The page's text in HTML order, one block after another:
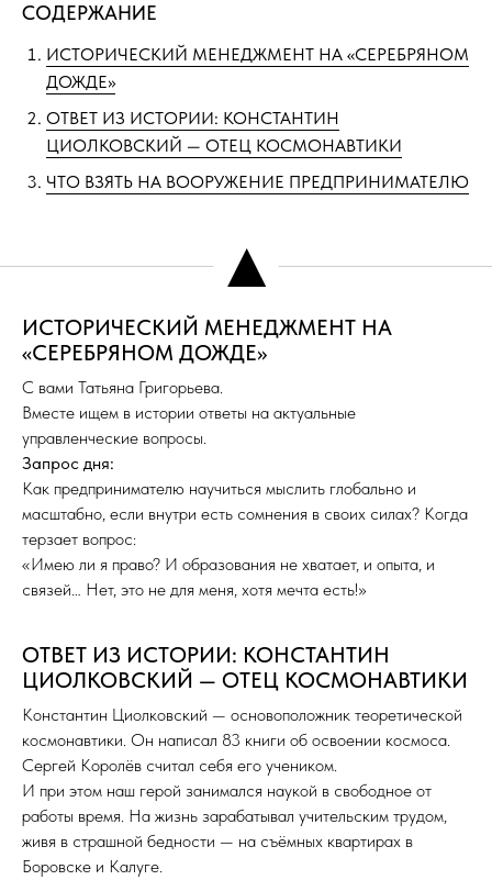
СОДЕРЖАНИЕ
ИСТОРИЧЕСКИЙ МЕНЕДЖМЕНТ НА «СЕРЕБРЯНОМ
ДОЖДЕ»
ОТВЕТ ИЗ ИСТОРИИ: КОНСТАНТИН
ЦИОЛКОВСКИЙ — ОТЕЦ КОСМОНАВТИКИ
ЧТО ВЗЯТЬ НА ВООРУЖЕНИЕ ПРЕДПРИНИМАТЕЛЮ
▲
ИСТОРИЧЕСКИЙ МЕНЕДЖМЕНТ НА
«СЕРЕБРЯНОМ ДОЖДЕ»
С вами Татьяна Григорьева.
Вместе ищем в истории ответы на актуальные
управленческие вопросы.
Запрос дня:
Как предпринимателю научиться мыслить глобально и
масштабно, если внутри есть сомнения в своих силах? Когда
терзает вопрос:
«Имею ли я право? И образования не хватает, и опыта, и
связей… Нет, это не для меня, хотя мечта есть!»
ОТВЕТ ИЗ ИСТОРИИ: КОНСТАНТИН
ЦИОЛКОВСКИЙ — ОТЕЦ КОСМОНАВТИКИ
Константин Циолковский — основоположник теоретической
космонавтики. Он написал 83 книги об освоении космоса.
Сергей Королёв считал себя его учеником.
И при этом наш герой занимался наукой в свободное от
работы время. На жизнь зарабатывал учительским трудом,
живя в страшной бедности — на съёмных квартирах в
Боровске и Калуге.